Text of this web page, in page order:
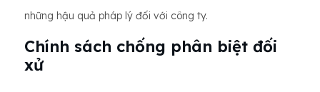
những hậu quả pháp lý đối với công ty.
Chính sách chống phân biệt đối
xử